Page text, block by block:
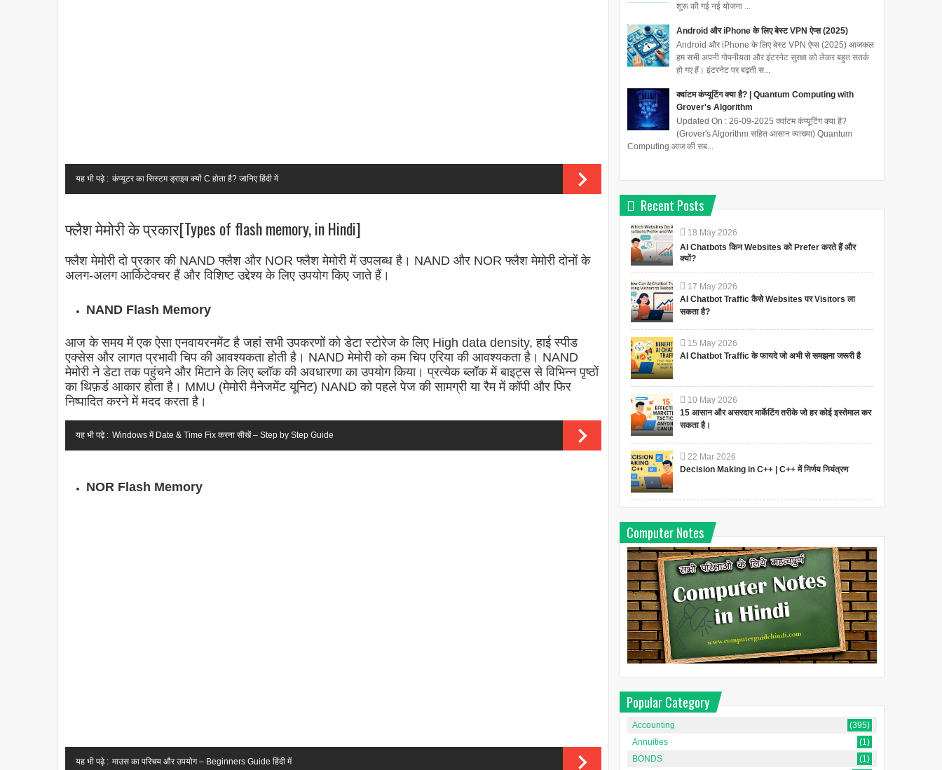
यह भी पढ़े : कंप्यूटर का सिस्टम ड्राइव क्यों C होता है? जानिए हिंदी में
फ्लैश मेमोरी के प्रकार[Types of flash memory, in Hindi]
फ्लैश मेमोरी दो प्रकार की NAND फ्लैश और NOR फ्लैश मेमोरी में उपलब्ध है। NAND और NOR फ्लैश मेमोरी दोनों के
अलग-अलग आर्किटेक्चर हैं और विशिष्ट उद्देश्य के लिए उपयोग किए जाते हैं।
NAND Flash Memory
आज के समय में एक ऐसा एनवायरनमेंट है जहां सभी उपकरणों को डेटा स्टोरेज के लिए High data density, हाई स्पीड
एक्सेस और लागत प्रभावी चिप की आवश्यकता होती है। NAND मेमोरी को कम चिप एरिया की आवश्यकता है। NAND
मेमोरी ने डेटा तक पहुंचने और मिटाने के लिए ब्लॉक की अवधारणा का उपयोग किया। प्रत्येक ब्लॉक में बाइट्स से विभिन्न पृष्ठों
का थिफ़र्ड आकार होता है। MMU (मेमोरी मैनेजमेंट यूनिट) NAND को पहले पेज की सामग्री या रैम में कॉपी और फिर
निष्पादित करने में मदद करता है।
यह भी पढ़े : Windows में Date & Time Fix करना सीखें – Step by Step Guide
NOR Flash Memory
यह भी पढ़े : माउस का परिचय और उपयोग – Beginners Guide हिंदी में
शुरू की गई नई योजना ...
Android और iPhone के लिए बेस्ट VPN ऐप्स (2025)
Android और iPhone के लिए बेस्ट VPN ऐप्स (2025) आजकल
हम सभी अपनी गोपनीयता और इंटरनेट सुरक्षा को लेकर बहुत सतर्क
हो गए हैं। इंटरनेट पर बढ़ती स...
क्वांटम कंप्यूटिंग क्या है? | Quantum Computing with
Grover's Algorithm
Updated On : 26-09-2025 क्वांटम कंप्यूटिंग क्या है?
(Grover's Algorithm सहित आसान व्याख्या) Quantum
Computing आज की सब...
Recent Posts
18 May 2026
AI Chatbots किन Websites को Prefer करते हैं और
क्यों?
17 May 2026
AI Chatbot Traffic कैसे Websites पर Visitors ला
सकता है?
15 May 2026
AI Chatbot Traffic के फायदे जो अभी से समझना जरूरी है
10 May 2026
15 आसान और असरदार मार्केटिंग तरीके जो हर कोई इस्तेमाल कर
सकता है।
22 Mar 2026
Decision Making in C++ | C++ में निर्णय नियंत्रण
Computer Notes
Popular Category
Accounting
(395)
Annuities
(1)
BONDS
(1)